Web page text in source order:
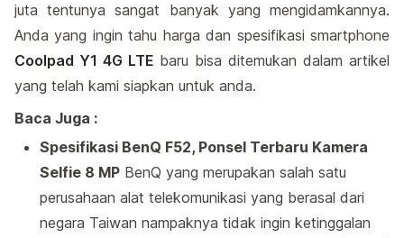
juta tentunya sangat banyak yang mengidamkannya.
Anda yang ingin tahu harga dan spesifikasi smartphone
Coolpad Y1 4G LTE baru bisa ditemukan dalam artikel
yang telah kami siapkan untuk anda.
Baca Juga :
Spesifikasi BenQ F52, Ponsel Terbaru Kamera
Selfie 8 MP BenQ yang merupakan salah satu
perusahaan alat telekomunikasi yang berasal dari
negara Taiwan nampaknya tidak ingin ketinggalan